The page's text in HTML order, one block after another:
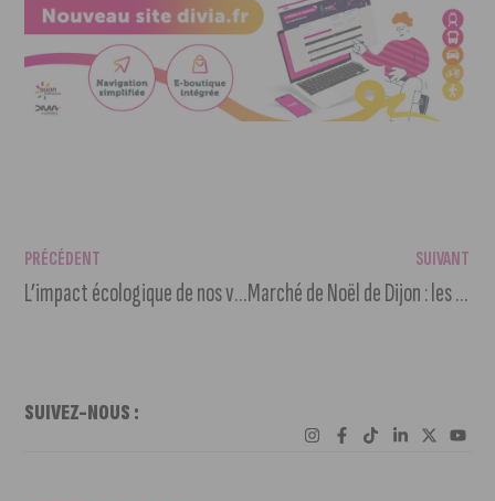
PRÉCÉDENT
L’impact écologique de nos vêtements
SUIVANT
Marché de Noël de Dijon : les Fééries de Noël à partir de 27 novembre
SUIVEZ-NOUS :